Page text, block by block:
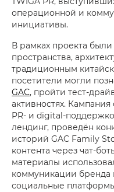
операционной и
инициативы.
В рамках проекта
пространства,
традиционным
посетители могли
GAC, пройти тест-
активностях.
PR- и digital-
лендинг, проведён
историй GAC Family
контента через чат-
материалы
коммуникации бренда
социальные